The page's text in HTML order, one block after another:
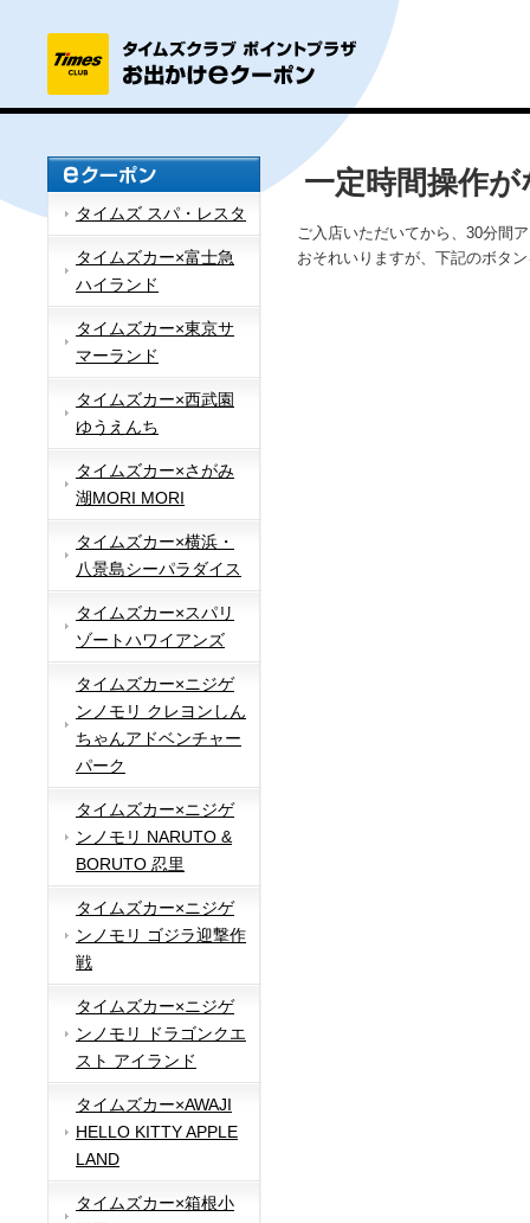
タイムズ スパ・レスタ
タイムズカー×富士急
ハイランド
タイムズカー×東京サ
マーランド
タイムズカー×西武園
ゆうえんち
タイムズカー×さがみ
湖MORI MORI
タイムズカー×横浜・
八景島シーパラダイス
タイムズカー×スパリ
ゾートハワイアンズ
タイムズカー×ニジゲ
ンノモリ クレヨンしん
ちゃんアドベンチャー
パーク
タイムズカー×ニジゲ
ンノモリ NARUTO &
BORUTO 忍里
タイムズカー×ニジゲ
ンノモリ ゴジラ迎撃作
戦
タイムズカー×ニジゲ
ンノモリ ドラゴンクエ
スト アイランド
タイムズカー×AWAJI
HELLO KITTY APPLE
LAND
タイムズカー×箱根小
一定時間操作
ご入店いただいてから、30分間
おそれいりますが、下記のボタ